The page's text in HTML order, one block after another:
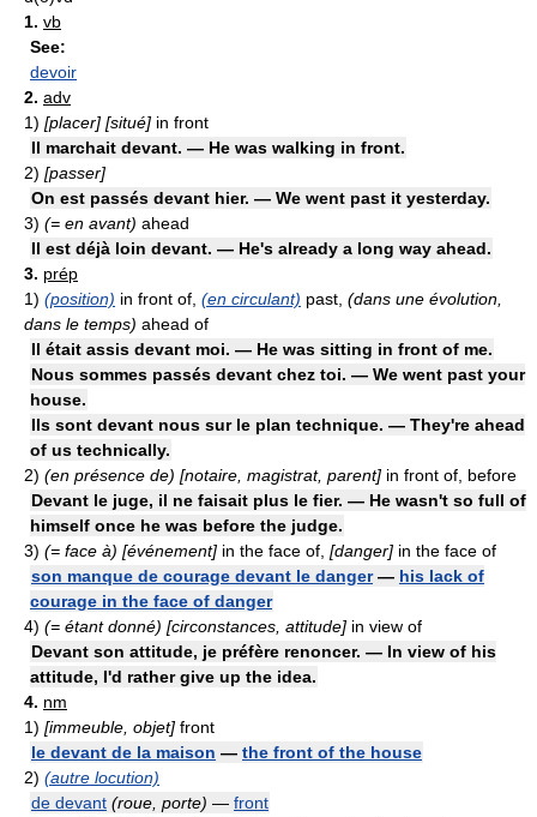
1. vb
See:
devoir
2. adv
1) [placer] [situé] in front
Il marchait devant. — He was walking in front.
2) [passer]
On est passés devant hier. — We went past it yesterday.
3) (= en avant) ahead
Il est déjà loin devant. — He's already a long way ahead.
3. prép
1) (position) in front of, (en circulant) past, (dans une évolution,
dans le temps) ahead of
Il était assis devant moi. — He was sitting in front of me.
Nous sommes passés devant chez toi. — We went past your
house.
Ils sont devant nous sur le plan technique. — They're ahead
of us technically.
2) (en présence de) [notaire, magistrat, parent] in front of, before
Devant le juge, il ne faisait plus le fier. — He wasn't so full of
himself once he was before the judge.
3) (= face à) [événement] in the face of, [danger] in the face of
son manque de courage devant le danger— his lack of
courage in the face of danger
4) (= étant donné) [circonstances, attitude] in view of
Devant son attitude, je préfère renoncer. — In view of his
attitude, I'd rather give up the idea.
4. nm
1) [immeuble, objet] front
le devant de la maison — the front of the house
2) (autre locution)
de devant (roue, porte) — front